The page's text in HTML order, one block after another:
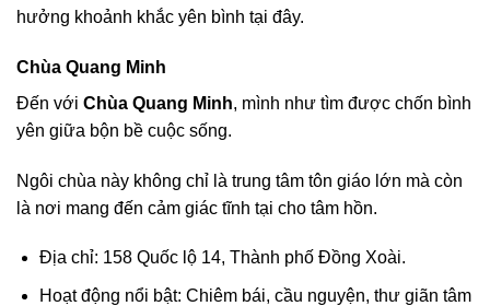
hưởng khoảnh khắc yên bình tại đây.
Chùa Quang Minh
Đến với Chùa Quang Minh, mình như tìm được chốn bình
yên giữa bộn bề cuộc sống.
Ngôi chùa này không chỉ là trung tâm tôn giáo lớn mà còn
là nơi mang đến cảm giác tĩnh tại cho tâm hồn.
Địa chỉ: 158 Quốc lộ 14, Thành phố Đồng Xoài.
Hoạt động nổi bật: Chiêm bái, cầu nguyện, thư giãn tâm